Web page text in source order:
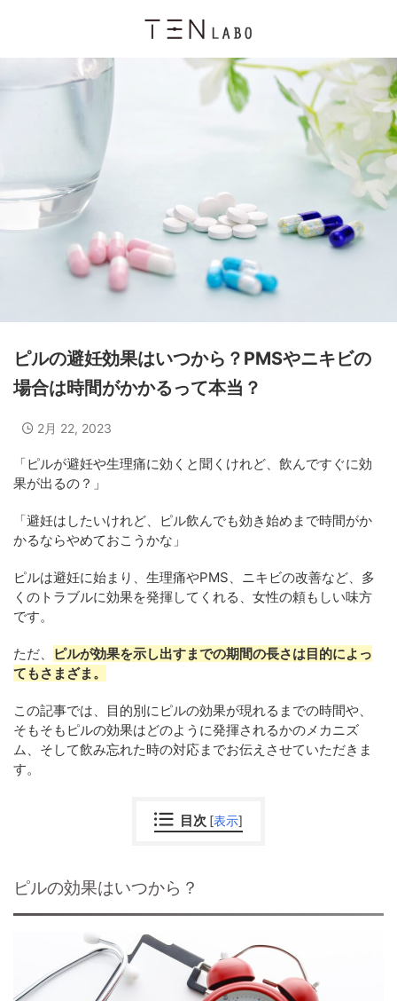
ピルの避妊効果はいつから？PMSやニキビの
場合は時間がかかるって本当？
2月 22, 2023
「ピルが避妊や生理痛に効くと聞くけれど、飲んですぐに効
果が出るの？」
「避妊はしたいけれど、ピル飲んでも効き始めまで時間がか
かるならやめておこうかな」
ピルは避妊に始まり、生理痛やPMS、ニキビの改善など、多
くのトラブルに効果を発揮してくれる、女性の頼もしい味方
です。
ただ、
ピルが効果を示し出すまでの期間の長さは目的によっ
てもさまざま。
この記事では、目的別にピルの効果が現れるまでの時間や、
そもそもピルの効果はどのように発揮されるかのメカニズ
ム、そして飲み忘れた時の対応までお伝えさせていただきま
す。
目次 [表示]
ピルの効果はいつから？